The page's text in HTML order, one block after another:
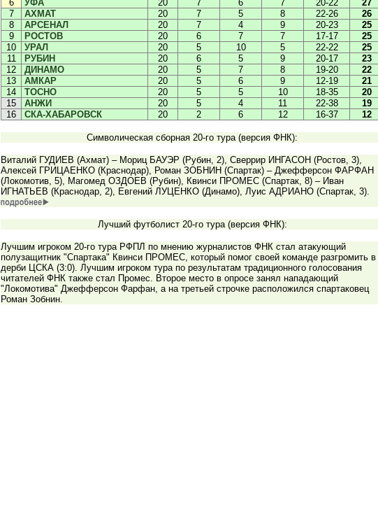
6
УФА 20 7 6 7 20-22
27
7
АХМАТ 20 7 5 8 22-26
26
8
АРСЕНАЛ 20 7 4 9 20-23
25
9
РОСТОВ 20 6 7 7 17-17
25
10
УРАЛ 20 5 10 5 22-22
25
11
РУБИН 20 6 5 9 20-17
23
12
ДИНАМО 20 5 7 8 19-20
22
13
АМКАР 20 5 6 9 12-19
21
14
ТОСНО 20 5 5 10 18-35
20
15
АНЖИ 20 5 4 11 22-38
19
16
СКА-ХАБАРОВСК 20 2 6 12 16-37 12
Символическая сборная 20-го тура (версия ФНК):
Виталий ГУДИЕВ (Ахмат) – Мориц БАУЭР (Рубин, 2), Сверрир ИНГАСОН (Ростов, 3),
Алексей ГРИЦАЕНКО (Краснодар), Роман ЗОБНИН (Спартак) – Джефферсон ФАРФАН
(Локомотив, 5), Магомед ОЗДОЕВ (Рубин), Квинси ПРОМЕС (Спартак, 8) – Иван
ИГНАТЬЕВ (Краснодар, 2), Евгений ЛУЦЕНКО (Динамо), Луис АДРИАНО (Спартак, 3).
Лучший футболист 20-го тура (версия ФНК):
Лучшим игроком 20-го тура РФПЛ по мнению журналистов ФНК стал атакующий
полузащитник "Спартака" Квинси ПРОМЕС, который помог своей команде разгромить в
дерби ЦСКА (3:0). Лучшим игроком тура по результатам традиционного голосования
читателей ФНК также стал Промес. Второе место в опросе занял нападающий
"Локомотива" Джефферсон Фарфан, а на третьей строчке расположился спартаковец
Роман Зобнин.